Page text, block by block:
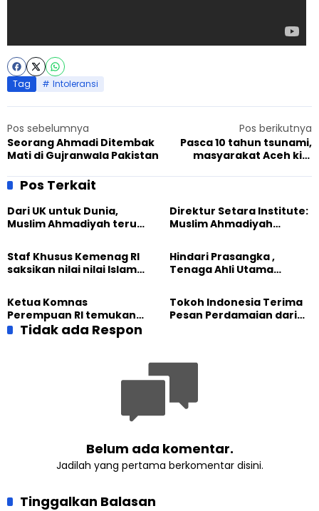
Tag Intoleransi
Pos sebelumnya
Seorang Ahmadi Ditembak
Mati di Gujranwala Pakistan
Pos berikutnya
Pasca 10 tahun tsunami,
masyarakat Aceh kini
formalisasi Islam
Pos Terkait
Dari UK untuk Dunia,
Muslim Ahmadiyah terus
Kemanusiaan Global
Direktur Setara Institute:
Muslim Ahmadiyah
Dunia dari “Infrastruktur
Kemanusiaan”
Staf Khusus Kemenag RI
saksikan nilai nilai Islam
Internasional Muslim
Ahmadiyah UK 2026
Hindari Prasangka ,
Tenaga Ahli Utama
fakta langsung
kehidupan Muslim
Ahmadiyah di Inggris
Ketua Komnas
Perempuan RI temukan
optimisme
Tokoh Indonesia Terima
Pesan Perdamaian dari
Tidak ada Respon
Belum ada komentar.
Jadilah yang pertama berkomentar disini.
Tinggalkan Balasan